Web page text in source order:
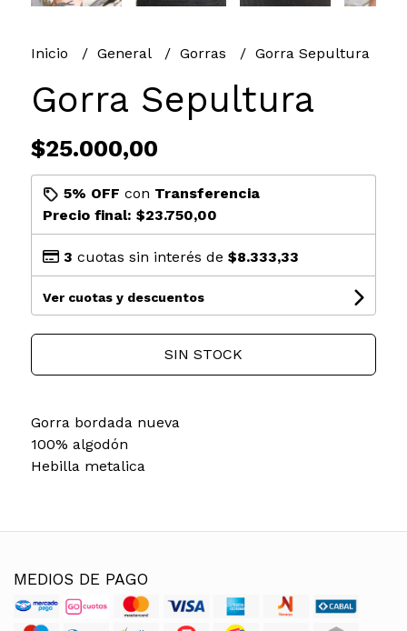
Inicio General Gorras Gorra Sepultura
Gorra Sepultura
$25.000,00
5% OFF con Transferencia
Precio final: $23.750,00
3 cuotas sin interés de $8.333,33
Ver cuotas y descuentos
SIN STOCK
Gorra bordada nueva
100% algodón
Hebilla metalica
MEDIOS DE PAGO